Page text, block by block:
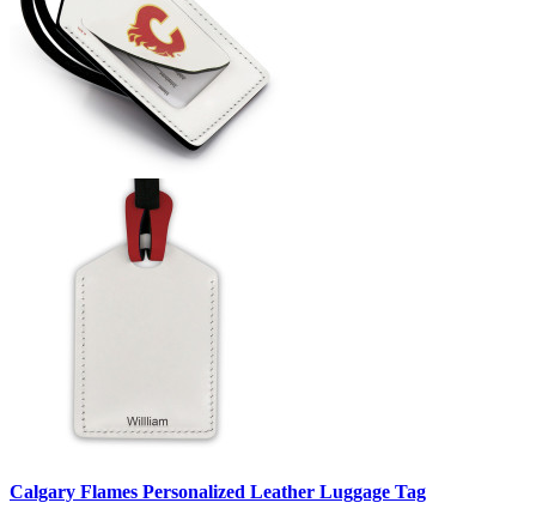
Calgary Flames Personalized Leather Luggage Tag